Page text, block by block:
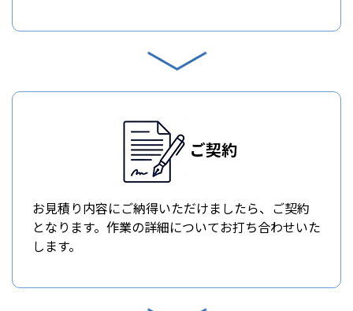
ご契約
お見積り内容にご納得いただけましたら、ご契約
となります。作業の詳細についてお打ち合わせいた
します。